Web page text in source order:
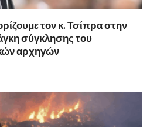
τον κ. Τσίπρα στην
σύγκλησης του
αρχηγών